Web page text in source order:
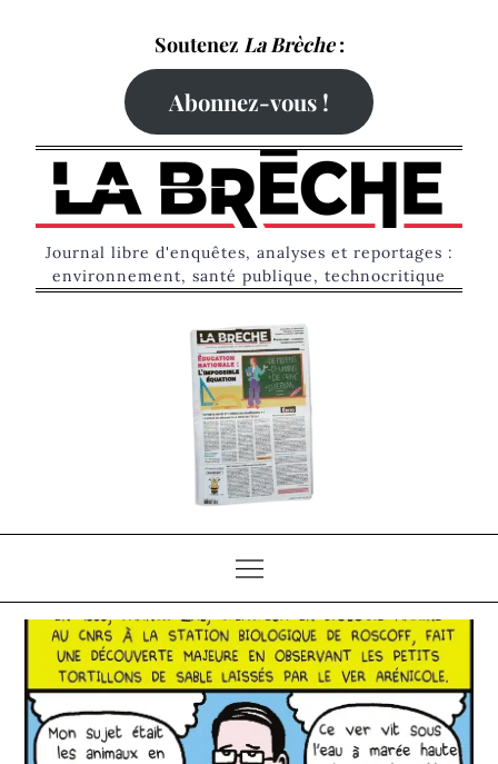
Soutenez La Brèche:
Abonnez-vous !
Journal libre d'enquêtes, analyses et reportages :
environnement, santé publique, technocritique